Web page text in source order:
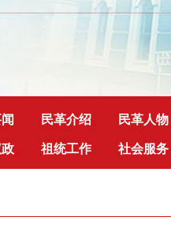
民革介绍 民革人物
祖统工作 社会服务